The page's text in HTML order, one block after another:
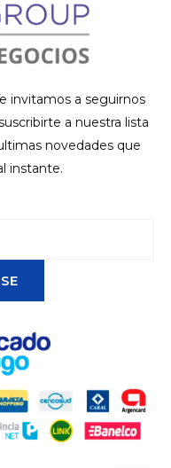
invitamos a seguirnos
a nuestra lista
novedades que
instante.